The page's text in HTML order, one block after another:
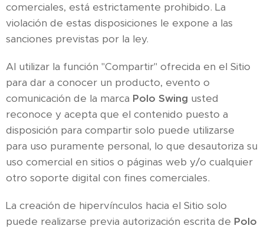
comerciales, está estrictamente prohibido. La
violación de estas disposiciones le expone a las
sanciones previstas por la ley.
Al utilizar la función "Compartir" ofrecida en el Sitio
para dar a conocer un producto, evento o
comunicación de la marca Polo Swing usted
reconoce y acepta que el contenido puesto a
disposición para compartir solo puede utilizarse
para uso puramente personal, lo que desautoriza su
uso comercial en sitios o páginas web y/o cualquier
otro soporte digital con fines comerciales.
La creación de hipervínculos hacia el Sitio solo
puede realizarse previa autorización escrita de Polo